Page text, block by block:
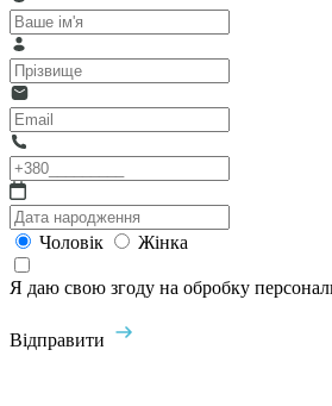
Чоловік Жінка
Я даю свою згоду на обробку
Відправити